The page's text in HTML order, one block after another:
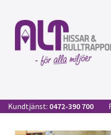
Kundtjänst: 0472-390 700